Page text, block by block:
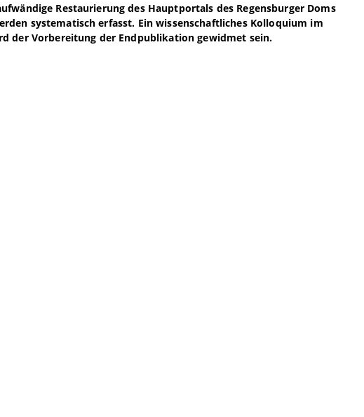
Restaurierung des Hauptportals des Regensburger Doms
systematisch erfasst. Ein wissenschaftliches Kolloquium im
der Vorbereitung der Endpublikation gewidmet sein.